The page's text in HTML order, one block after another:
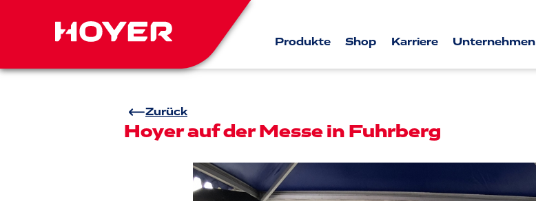
Produkte Shop Karriere Unternehmen
Zurück
Hoyer auf der Messe in Fuhrberg